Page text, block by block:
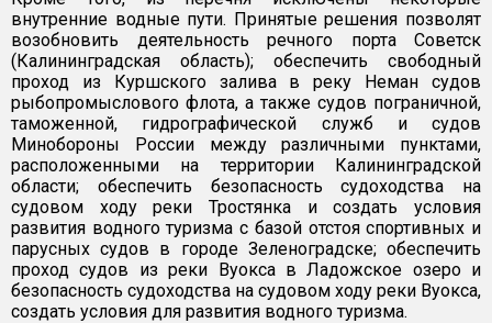
внутренние водные пути. Принятые решения позволят
возобновить деятельность речного порта Советск
(Калининградская область); обеспечить свободный
проход из Куршского залива в реку Неман судов
рыбопромыслового флота, а также судов пограничной,
таможенной, гидрографической служб и судов
Минобороны России между различными пунктами,
расположенными на территории Калининградской
области; обеспечить безопасность судоходства на
судовом ходу реки Тростянка и создать условия
развития водного туризма с базой отстоя спортивных и
парусных судов в городе Зеленоградске; обеспечить
проход судов из реки Вуокса в Ладожское озеро и
безопасность судоходства на судовом ходу реки Вуокса,
создать условия для развития водного туризма.